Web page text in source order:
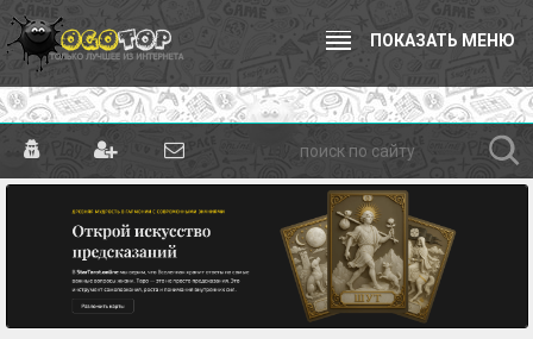
ПОКАЗАТЬ МЕНЮ